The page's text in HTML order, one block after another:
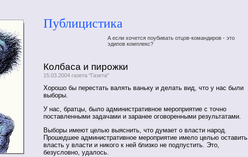
Публицистика
А если хочется поубивать отцов-командиров - это
эдипов комплекс?
Колбаса и пирожки
15.03.2004 газета "Газета"
Хорошо бы перестать валять ваньку и делать вид, что у нас были
выборы.
У нас, братцы, было административное мероприятие с точно
поставленными задачами и заранее оговоренными результатами.
Выборы имеют целью выяснить, что думает о власти народ.
Прошедшее административное мероприятие имело целью оставить
власть у власти и никого к ней близко не подпустить. Это,
безусловно, удалось.